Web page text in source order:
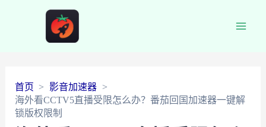
首页
影音加速器
海外看CCTV5直播受限怎么办？番茄回国加速器一键解
锁版权限制